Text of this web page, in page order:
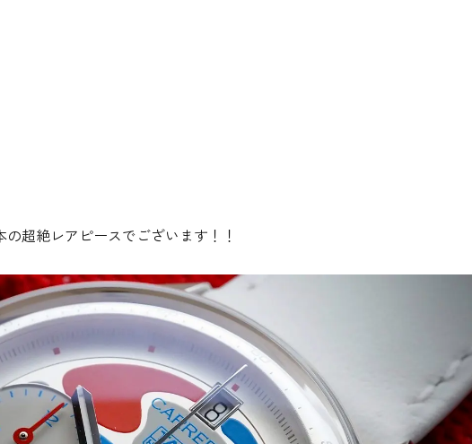
超絶レアピースでございます！！